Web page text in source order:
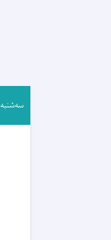
سه‌شنبه ۱۴۰۵/۴/۲۳ - ۱۵:۴۷